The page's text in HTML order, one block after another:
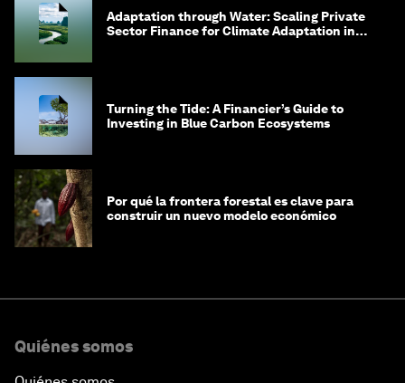
Adaptation through Water: Scaling Private
Sector Finance for Climate Adaptation in
Turning the Tide: A Financier’s Guide to
Investing in Blue Carbon Ecosystems
Por qué la frontera forestal es clave para
construir un nuevo modelo económico
Quiénes somos